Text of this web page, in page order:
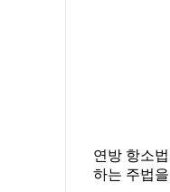
연방 항소
하는 주법